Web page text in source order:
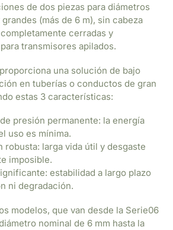
de dos piezas para diámetros
(más de 6 m), sin cabeza
cerradas y
transmisores apilados.
una solución de bajo
en tuberías o conductos de gran
estas 3 características:
presión permanente: la energía
uso es mínima.
robusta: larga vida útil y desgaste
imposible.
estabilidad a largo plazo
ni degradación.
modelos, que van desde la Serie06
nominal de 6 mm hasta la